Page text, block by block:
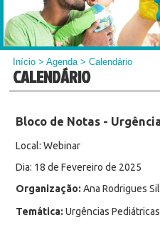
Início >Agenda> Calendário
CALENDÁRIO
Bloco de Notas -
Local: Webinar
Dia: 18 de Fevereiro de 2025
Organização: Ana Rodrigues
Temática: Urgências Pediátricas